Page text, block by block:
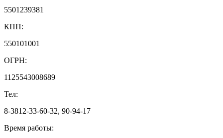
5501239381
КПП:
550101001
ОГРН:
1125543008689
Тел:
8-3812-33-60-32, 90-94-17
Время работы: